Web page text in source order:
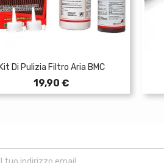
Kit Di Pulizia Filtro Aria BMC
Prezzo
19,90 €